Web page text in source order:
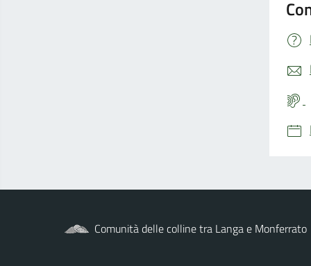
Comunità delle colline tra Langa e Monferrato